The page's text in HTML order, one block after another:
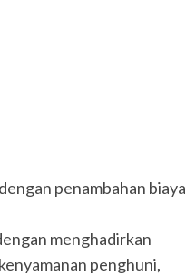
penambahan biaya
menghadirkan
penghuni,